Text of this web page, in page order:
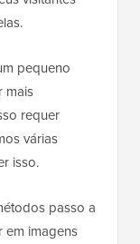
pequeno
mais
requer
várias
isso.
passo a
em imagens